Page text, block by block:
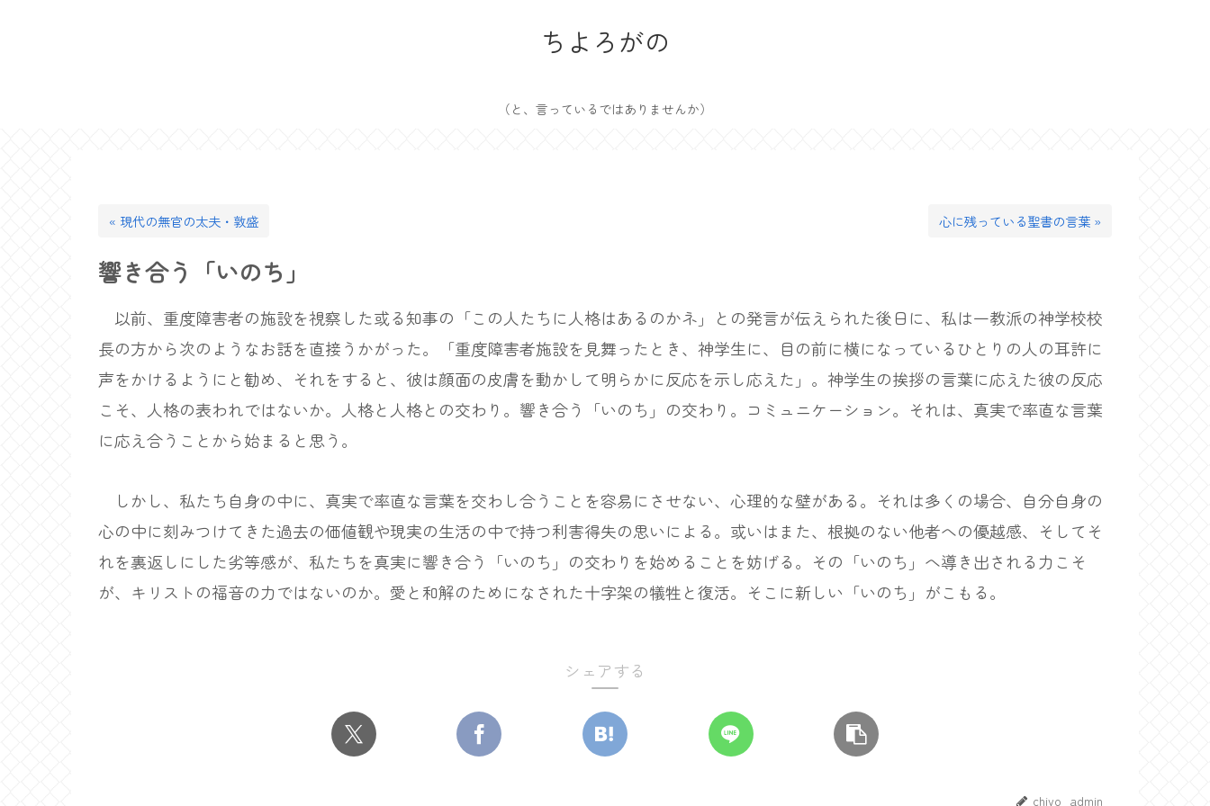
ちよろがの
（と、言っているではありませんか）
« 現代の無官の太夫・敦盛 心に残っている聖書の言葉 »
響き合う「いのち」
以前、重度障害者の施設を視察した或る知事の「この人たちに人格はあるのかネ」との発言が伝えられた後日に、私は一教派の神学校校
長の方から次のようなお話を直接うかがった。「重度障害者施設を見舞ったとき、神学生に、目の前に横になっているひとりの人の耳許に
声をかけるようにと勧め、それをすると、彼は顔面の皮膚を動かして明らかに反応を示し応えた」。神学生の挨拶の言葉に応えた彼の反応
こそ、人格の表われではないか。人格と人格との交わり。響き合う「いのち」の交わり。コミュニケーション。それは、真実で率直な言葉
に応え合うことから始まると思う。
しかし、私たち自身の中に、真実で率直な言葉を交わし合うことを容易にさせない、心理的な壁がある。それは多くの場合、自分自身の
心の中に刻みつけてきた過去の価値観や現実の生活の中で持つ利害得失の思いによる。或いはまた、根拠のない他者への優越感、そしてそ
れを裏返しにした劣等感が、私たちを真実に響き合う「いのち」の交わりを始めることを妨げる。その「いのち」へ導き出される力こそ
が、キリストの福音の力ではないのか。愛と和解のためになされた十字架の犠牲と復活。そこに新しい「いのち」がこもる。
シェアする
chiyo_admin